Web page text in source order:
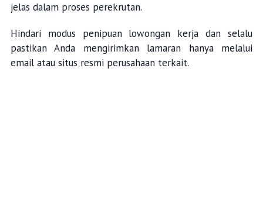
jelas dalam proses perekrutan.
Hindari modus penipuan lowongan kerja dan selalu
pastikan Anda mengirimkan lamaran hanya melalui
email atau situs resmi perusahaan terkait.